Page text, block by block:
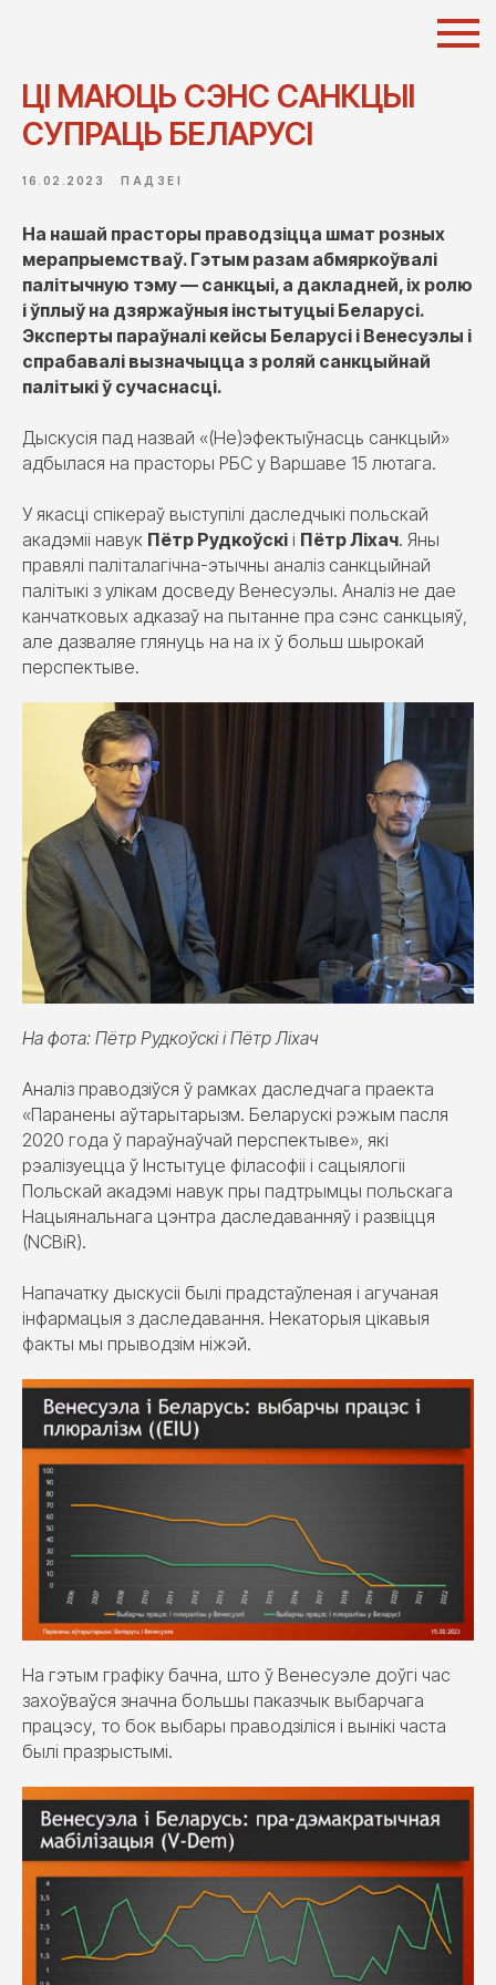
ЦІ МАЮЦЬ СЭНС САНКЦЫІ
СУПРАЦЬ БЕЛАРУСІ
16.02.2023 ПАДЗЕІ
На нашай прасторы праводзіцца шмат розных
мерапрыемстваў. Гэтым разам абмяркоўвалі
палітычную тэму — санкцыі, а дакладней, іх ролю
і ўплыў на дзяржаўныя інстытуцыі Беларусі.
Эксперты параўналі кейсы Беларусі і Венесуэлы і
спрабавалі вызначыцца з роляй санкцыйнай
палітыкі ў сучаснасці.
Дыскусія пад назвай «(Не)эфектыўнасць санкцый»
адбылася на прасторы РБС у Варшаве 15 лютага.
У якасці спікераў выступілі даследчыкі польскай
акадэміі навук Пётр Рудкоўскі і Пётр Ліхач. Яны
правялі паліталагічна-этычны аналіз санкцыйнай
палітыкі з улікам досведу Венесуэлы. Аналіз не дае
канчатковых адказаў на пытанне пра сэнс санкцыяў,
але дазваляе глянуць на на іх ў больш шырокай
перспектыве.
На фота: Пётр Рудкоўскі і Пётр Ліхач
Аналіз праводзіўся ў рамках даследчага праекта
«Паранены аўтарытарызм. Беларускі рэжым пасля
2020 года ў параўнаўчай перспектыве», які
рэалізуецца ў Інстытуце філасофіі і сацыялогіі
Польскай акадэмі навук пры падтрымцы польскага
Нацыянальнага цэнтра даследаванняў і развіцця
(NCBiR).
Напачатку дыскусіі былі прадстаўленая і агучаная
інфармацыя з даследавання. Некаторыя цікавыя
факты мы прыводзім ніжэй.
На гэтым графіку бачна, што ў Венесуэле доўгі час
захоўваўся значна большы паказчык выбарчага
працэсу, то бок выбары праводзіліся і вынікі часта
былі празрыстымі.